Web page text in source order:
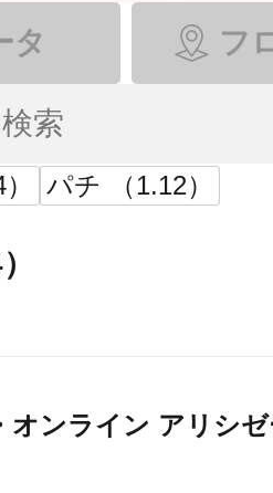
タ フ
パチ （1.12）
オンライン アリシ